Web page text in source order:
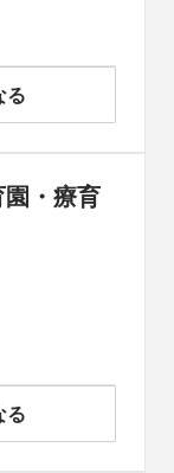
る
・療育
る